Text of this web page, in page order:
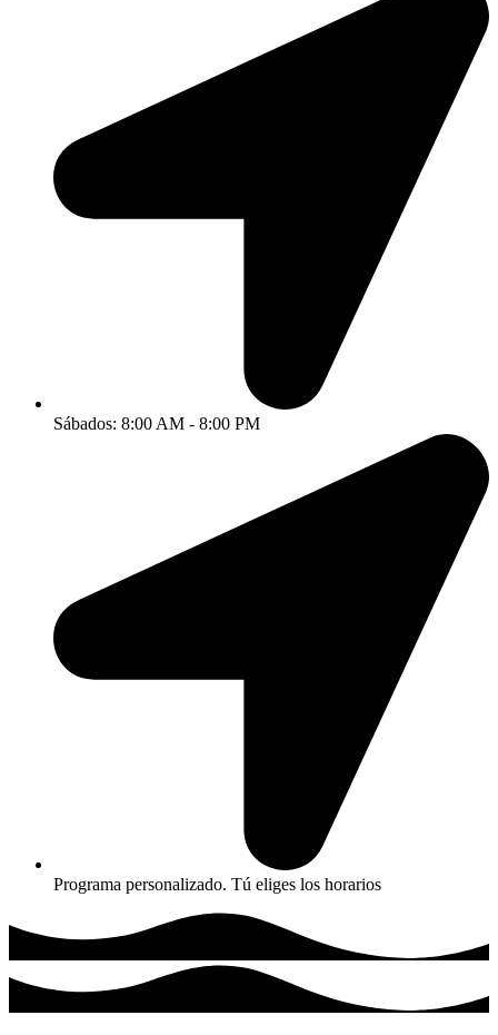
Sábados: 8:00 AM - 8:00 PM
Programa personalizado. Tú eliges los horarios